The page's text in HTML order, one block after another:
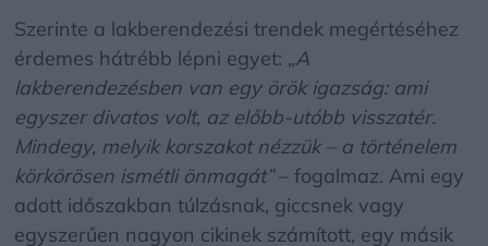
Szerinte a lakberendezési trendek megértéséhez
érdemes hátrébb lépni egyet: „A
lakberendezésben van egy örök igazság: ami
egyszer divatos volt, az előbb-utóbb visszatér.
Mindegy, melyik korszakot nézzük – a történelem
körkörösen ismétli önmagát”– fogalmaz. Ami egy
adott időszakban túlzásnak, giccsnek vagy
egyszerűen nagyon cikinek számított, egy másik